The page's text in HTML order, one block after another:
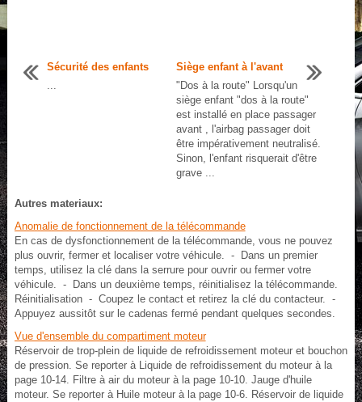
Sécurité des enfants
...
Siège enfant à l'avant
"Dos à la route" Lorsqu'un
siège enfant "dos à la route"
est installé en place passager
avant , l'airbag passager doit
être impérativement neutralisé.
Sinon, l'enfant risquerait d'être
grave ...
Autres materiaux:
Anomalie de fonctionnement de la télécommande
En cas de dysfonctionnement de la télécommande, vous ne pouvez
plus ouvrir, fermer et localiser votre véhicule. - Dans un premier
temps, utilisez la clé dans la serrure pour ouvrir ou fermer votre
véhicule. - Dans un deuxième temps, réinitialisez la télécommande.
Réinitialisation - Coupez le contact et retirez la clé du contacteur. -
Appuyez aussitôt sur le cadenas fermé pendant quelques secondes.
Vue d'ensemble du compartiment moteur
Réservoir de trop-plein de liquide de refroidissement moteur et bouchon
de pression. Se reporter à Liquide de refroidissement du moteur à la
page 10‑14. Filtre à air du moteur à la page 10‑10. Jauge d'huile
moteur. Se reporter à Huile moteur à la page 10‑6. Réservoir de liquide